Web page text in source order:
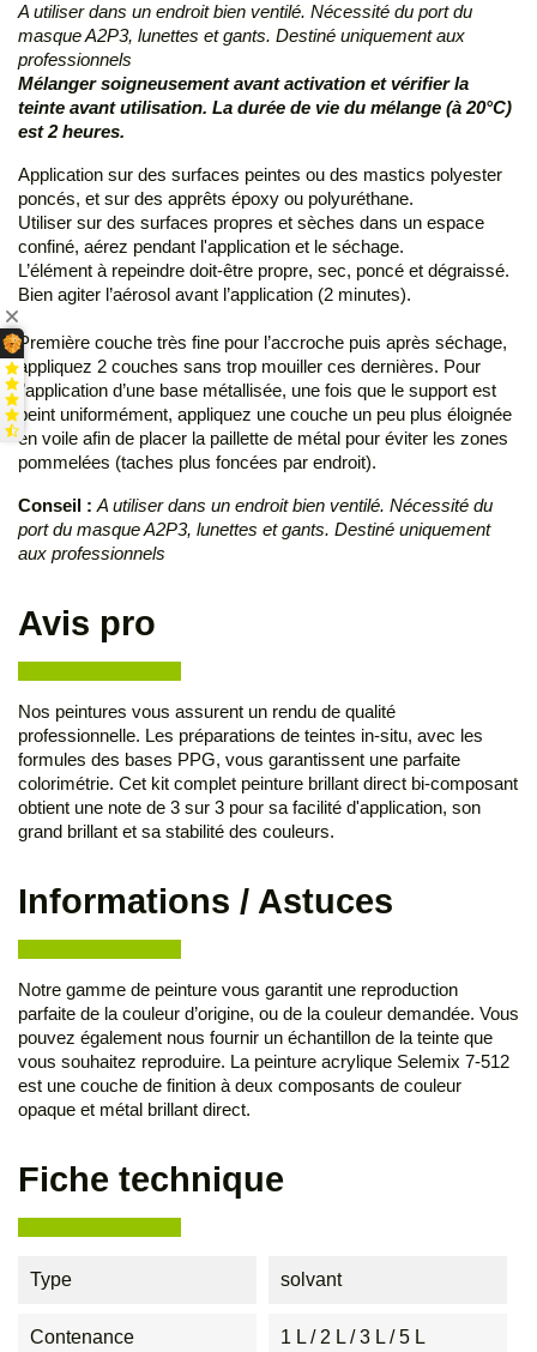
A utiliser dans un endroit bien ventilé. Nécessité du port du
masque A2P3, lunettes et gants. Destiné uniquement aux
professionnels
Mélanger soigneusement avant activation et vérifier la
teinte avant utilisation. La durée de vie du mélange (à 20°C)
est 2 heures.
Application sur des surfaces peintes ou des mastics polyester
poncés, et sur des apprêts époxy ou polyuréthane.
Utiliser sur des surfaces propres et sèches dans un espace
confiné, aérez pendant l'application et le séchage.
L’élément à repeindre doit-être propre, sec, poncé et dégraissé.
Bien agiter l’aérosol avant l’application (2 minutes).
Première couche très fine pour l’accroche puis après séchage,
appliquez 2 couches sans trop mouiller ces dernières. Pour
l’application d’une base métallisée, une fois que le support est
peint uniformément, appliquez une couche un peu plus éloignée
en voile afin de placer la paillette de métal pour éviter les zones
pommelées (taches plus foncées par endroit).
Conseil :A utiliser dans un endroit bien ventilé. Nécessité du
port du masque A2P3, lunettes et gants. Destiné uniquement
aux professionnels
Avis pro
Nos peintures vous assurent un rendu de qualité
professionnelle. Les préparations de teintes in-situ, avec les
formules des bases PPG, vous garantissent une parfaite
colorimétrie. Cet kit complet peinture brillant direct bi-composant
obtient une note de 3 sur 3 pour sa facilité d'application, son
grand brillant et sa stabilité des couleurs.
Informations / Astuces
Notre gamme de peinture vous garantit une reproduction
parfaite de la couleur d’origine, ou de la couleur demandée. Vous
pouvez également nous fournir un échantillon de la teinte que
vous souhaitez reproduire. La peinture acrylique Selemix 7-512
est une couche de finition à deux composants de couleur
opaque et métal brillant direct.
Fiche technique
Type solvant
Contenance 1 L / 2 L / 3 L / 5 L